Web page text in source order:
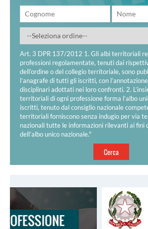
Art. 3 DPR 137/2012 1. Gli albi territoriali
professioni regolamentate, tenuti dai
dell’ordine o del collegio territoriale, sono
l’anagrafe di tutti gli iscritti, con
disciplinari adottati nei loro confronti. 2.
territoriali di ogni professione forma l’albo
iscritti, tenuto dal consiglio nazionale
territoriali forniscono senza indugio per via
nazionali tutte le informazioni rilevanti ai fini
dell’albo unico nazionale."
Cerca